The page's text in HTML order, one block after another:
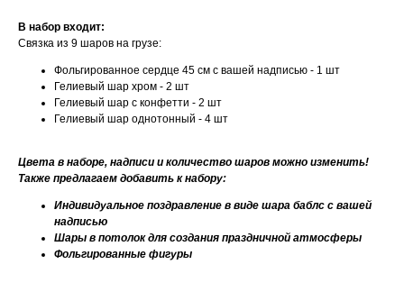
В набор входит:
Связка из 9 шаров на грузе:
Фольгированное сердце 45 см с вашей надписью - 1 шт
Гелиевый шар хром - 2 шт
Гелиевый шар с конфетти - 2 шт
Гелиевый шар однотонный - 4 шт
Цвета в наборе, надписи и количество шаров можно изменить!
Также предлагаем добавить к набору:
Индивидуальное поздравление в виде шара баблс с вашей
надписью
Шары в потолок для создания праздничной атмосферы
Фольгированные фигуры